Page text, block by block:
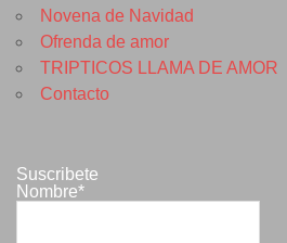
Novena de Navidad
Ofrenda de amor
TRIPTICOS LLAMA DE AMOR
Contacto
Suscribete
Nombre*